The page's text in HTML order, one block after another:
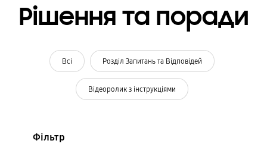
Рішення та поради
Всі Розділ Запитань та Відповідей
Відеоролик з інструкціями
Фільтр